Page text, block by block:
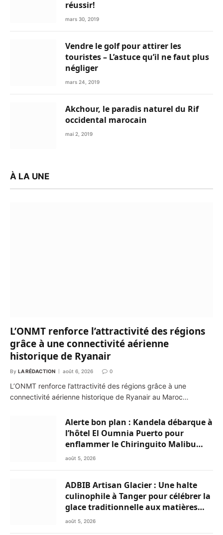
réussir!
mars 30, 2019
Vendre le golf pour attirer les
touristes – L’astuce qu’il ne faut plus
négliger
mars 24, 2019
Akchour, le paradis naturel du Rif
occidental marocain
mai 2, 2019
À LA UNE
L’ONMT renforce l’attractivité des régions
grâce à une connectivité aérienne
historique de Ryanair
By LA RÉDACTION août 6, 2026 0
L’ONMT renforce l’attractivité des régions grâce à une
connectivité aérienne historique de Ryanair au Maroc…
Alerte bon plan : Kandela débarque à
l’hôtel El Oumnia Puerto pour
enflammer le Chiringuito Malibu
Club
août 5, 2026
ADBIB Artisan Glacier : Une halte
culinophile à Tanger pour célébrer la
glace traditionnelle aux matières
premières de choix
août 5, 2026